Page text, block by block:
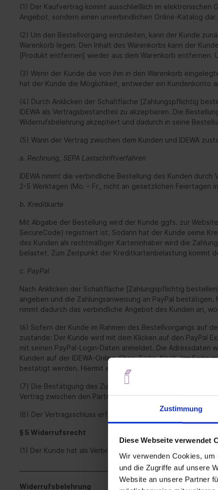
Zustimmung
Diese Webseite verwendet
Wir verwenden Cookies,
und die Zugriffe auf unsere
Website an unsere Partner
(1) Der Kaufvertrag kommt ausschließlich im
Angebot, sondern einen unverbindlichen Online-Katalog
(2) Um den Bestellvorgang einzuleiten, kann der Kunde
Warenkorb legen. Den Inhalt des Warenkorbs kann der
[Produkt entfernen] wieder aus dem Warenkorb entfernen.
(3) Wenn der Kunde die von ihm in den Warenkorb
hat der Kunde die Möglichkeit, entweder ein Kundenkonto
(4) Durch Anklicken der Schaltfläche [Zahlungspflichtig
IDEWA als Vertragsbestandteil zu akzeptieren. Die
Widerrufsbelehrung akzeptiert und dadurch in seine
(5) Wann der Vertrag zwischen dem Kunden und IDEWA
a. Rechnung, SEPA Lastschriftverfahren
IDEWA nimmt die verbindliche Bestellung des Kunden
2-5 Werktagen (Mo. – Fr., nicht an gesetzlichen Feiertagen
b. Kreditkarte
Mit Abgabe der Bestellung wird der Kunde ggfs. zur
SecureCode) registriert ist. Sodann hat der Kunde seine
des Kunden als rechtmäßiger Karteninhaber wird die
belastet. Zum Zeitpunkt der Kreditkartenbelastung kommt
c. PayPal
Nach Anklicken der Schaltfläche [Zahlungspflichtig
angeben und die Zahlungsanweisung an PayPal
nimmt dadurch das verbindliche Angebot des Kunden an,
(6) Sofern der Kunde im Rahmen des Bestellvorgangs auf
zustande: Der Kunde wird mit dem Klicken auf den PayPal
mit seinen PayPal-Login-Daten anmeldet. Die Adressdaten
Kunden auf der IDEWA-Online-Shop-Seite. Nach der Seite
bestätigt werden. Hiermit erklärt sich der Kunde auch mit
(7) Die Bestätigung des Zugangs der Bestellung erfolgt
Vertrag zwischen den Parteien zustande.
(8) Der Vertragsschluss erfolgt in deutscher Sprache.
§ 5 Widerrufsrecht
(1) Der Kunde hat als Verbraucher ein 14tägiges
Widerrufsbelehrung